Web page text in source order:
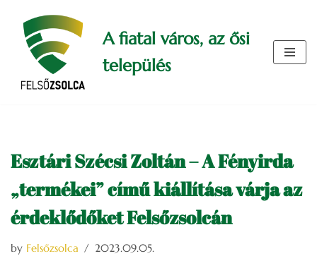
Skip
content
A fiatal város, az ősi
település
Esztári Szécsi Zoltán – A Fényirda
„termékei” című kiállítása várja az
érdeklődőket Felsőzsolcán
by Felsőzsolca 2023.09.05.